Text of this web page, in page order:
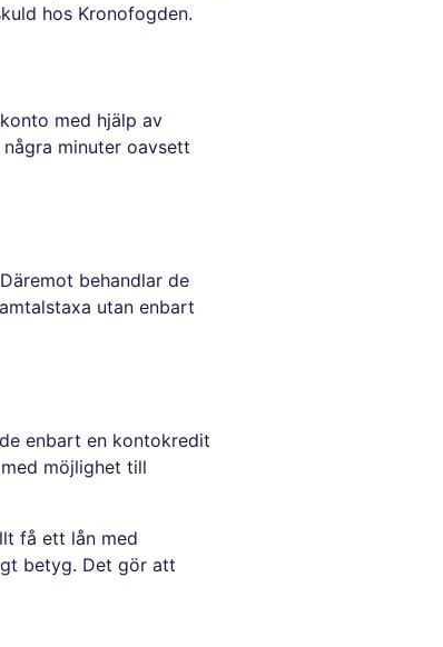
hos Kronofogden.
med hjälp av
minuter oavsett
behandlar de
utan enbart
enbart en kontokredit
möjlighet till
få ett lån med
betyg. Det gör att